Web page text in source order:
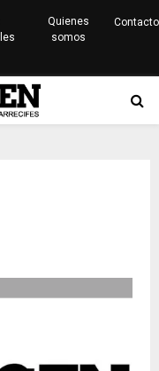
Quienes
somos
Contacto